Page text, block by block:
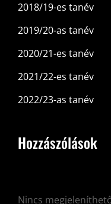
2018/19-es tanév
2019/20-as tanév
2020/21-es tanév
2021/22-es tanév
2022/23-as tanév
Hozzászólások
Nincs